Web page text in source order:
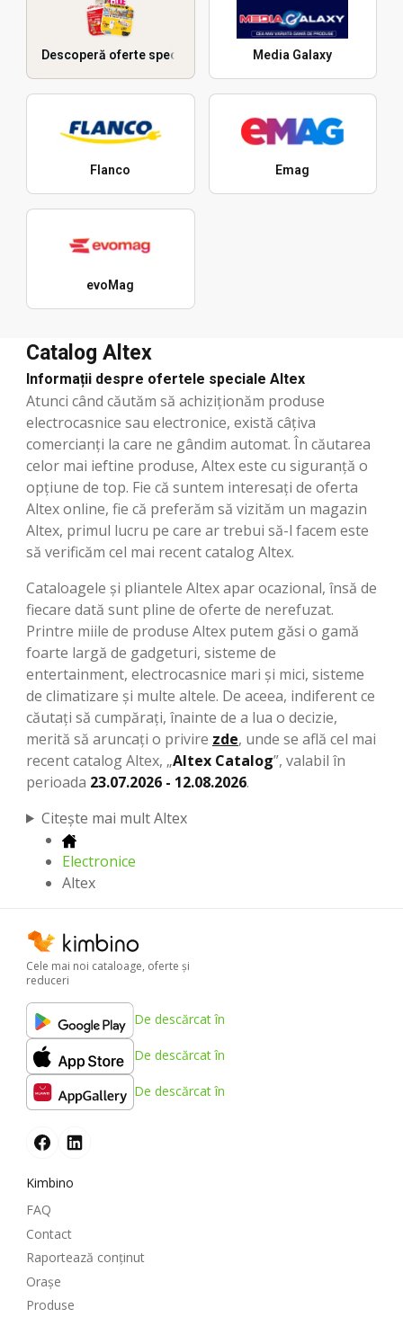
Descoperă oferte speciale Media Galaxy
Flanco Emag
evoMag
Catalog Altex
Informații despre ofertele speciale Altex
Atunci când căutăm să achiziționăm produse
electrocasnice sau electronice, există câțiva
comercianți la care ne gândim automat. În căutarea
celor mai ieftine produse, Altex este cu siguranță o
opțiune de top. Fie că suntem interesați de oferta
Altex online, fie că preferăm să vizităm un magazin
Altex, primul lucru pe care ar trebui să-l facem este
să verificăm cel mai recent catalog Altex.
Cataloagele și pliantele Altex apar ocazional, însă de
fiecare dată sunt pline de oferte de nerefuzat.
Printre miile de produse Altex putem găsi o gamă
foarte largă de gadgeturi, sisteme de
entertainment, electrocasnice mari și mici, sisteme
de climatizare și multe altele. De aceea, indiferent ce
căutați să cumpărați, înainte de a lua o decizie,
merită să aruncați o privire zde, unde se află cel mai
recent catalog Altex, „Altex Catalog”, valabil în
perioada 23.07.2026 - 12.08.2026.
Citește mai mult Altex
Electronice
Altex
Cele mai noi cataloage, oferte şi
reduceri
De descărcat în
De descărcat în
De descărcat în
Kimbino
FAQ
Contact
Raportează conținut
Oraşe
Produse